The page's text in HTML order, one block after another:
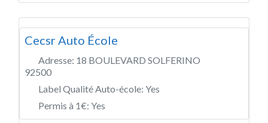
Cecsr Auto École
Adresse: 18 BOULEVARD SOLFERINO
92500
Label Qualité Auto-école: Yes
Permis à 1€: Yes